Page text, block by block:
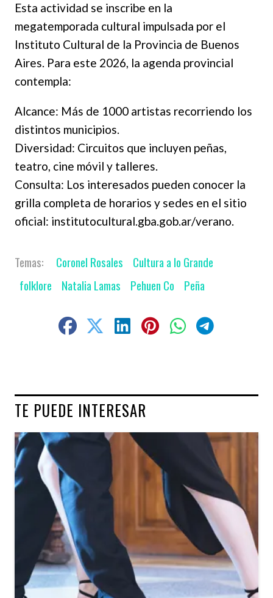
Esta actividad se inscribe en la
megatemporada cultural impulsada por el
Instituto Cultural de la Provincia de Buenos
Aires. Para este 2026, la agenda provincial
contempla:
Alcance: Más de 1000 artistas recorriendo los
distintos municipios.
Diversidad: Circuitos que incluyen peñas,
teatro, cine móvil y talleres.
Consulta: Los interesados pueden conocer la
grilla completa de horarios y sedes en el sitio
oficial: institutocultural.gba.gob.ar/verano.
Coronel Rosales
Cultura a lo Grande
folklore
Natalia Lamas Pehuen Co Peña
TE PUEDE INTERESAR